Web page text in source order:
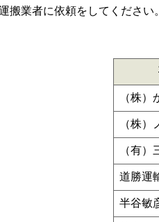
搬業者に依頼をしてください
（株）
（株）
（有）
道勝運
半谷敏